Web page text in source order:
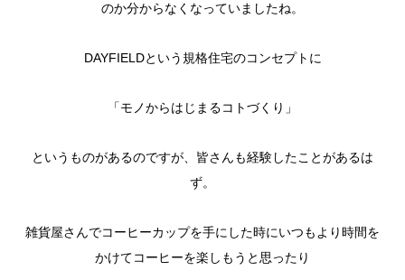
のか分からなくなっていましたね。
DAYFIELDという規格住宅のコンセプトに
「モノからはじまるコトづくり」
というものがあるのですが、皆さんも経験したことがあるは
ず。
雑貨屋さんでコーヒーカップを手にした時にいつもより時間を
かけてコーヒーを楽しもうと思ったり